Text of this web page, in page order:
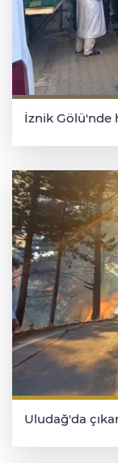
İznik Gölü'nde
Uludağ'da